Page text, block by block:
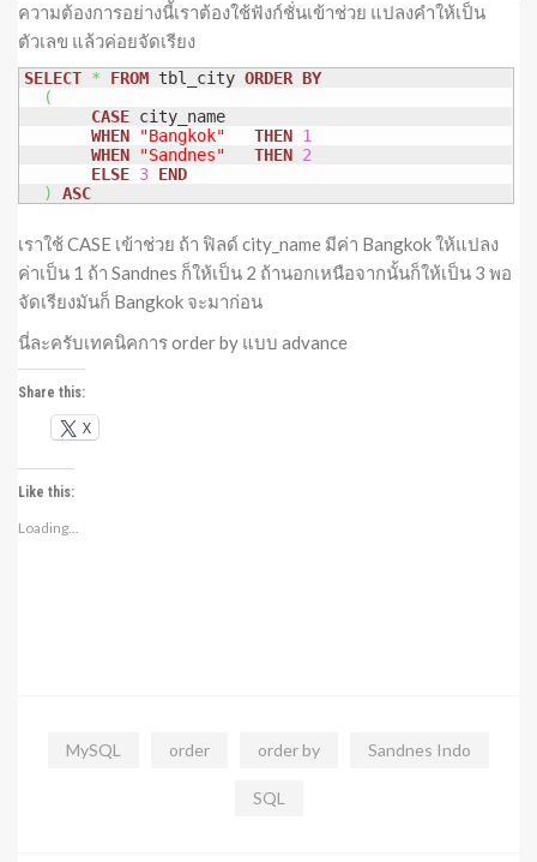
ความต้องการอย่างนี้เราต้องใช้ฟังก์ชั่นเข้าช่วย แปลงคำให้เป็น
ตัวเลข แล้วค่อยจัดเรียง
SELECT * FROM tbl_city ORDER BY
(
CASE city_name
WHEN
"Bangkok" THEN 1
WHEN
"Sandnes" THEN 2
ELSE 3 END
)
ASC
เราใช้ CASE เข้าช่วย ถ้า ฟิลด์ city_name มีค่า Bangkok ให้แปลง
ค่าเป็น 1 ถ้า Sandnes ก็ให้เป็น 2 ถ้านอกเหนือจากนั้นก็ให้เป็น 3 พอ
จัดเรียงมันก็ Bangkok จะมาก่อน
นี่ละครับเทคนิคการ order by แบบ advance
Share this:
X
Like this:
Loading...
MySQL order order by Sandnes Indo
SQL